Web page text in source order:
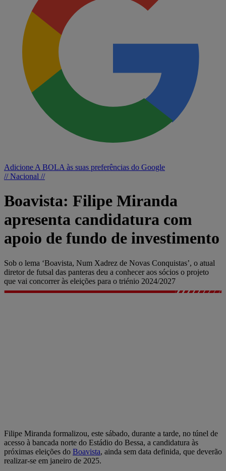
Adicione A BOLA às suas preferências do Google
// Nacional //
Boavista: Filipe Miranda
apresenta candidatura com
apoio de fundo de investimento
Sob o lema ‘Boavista, Num Xadrez de Novas Conquistas’, o atual
diretor de futsal das panteras deu a conhecer aos sócios o projeto
que vai concorrer às eleições para o triénio 2024/2027
Filipe Miranda formalizou, este sábado, durante a tarde, no túnel de
acesso à bancada norte do Estádio do Bessa, a candidatura às
próximas eleições do Boavista, ainda sem data definida, que deverão
realizar-se em janeiro de 2025.